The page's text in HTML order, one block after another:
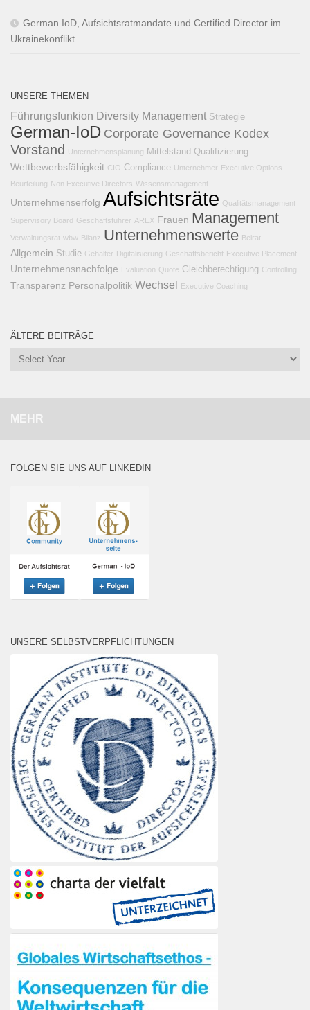
German IoD, Aufsichtsratmandate und Certified Director im
Ukrainekonflikt
UNSERE THEMEN
Führungsfunkion Diversity Management Strategie
German-IoD Corporate Governance Kodex
Vorstand Unternehmensplanung Mittelstand Qualifizierung
Wettbewerbsfähigkeit CIO Compliance Unternehmer Executive Options
Beurteilung Non Executive Directors Wissensmanagement
Unternehmenserfolg Aufsichtsräte Qualitätsmanagement
Supervisory Board Geschäftsführer AREX Frauen Management
Verwaltungsrat wbw Bilanz Unternehmenswerte Beirat
Allgemein Studie Gehälter Digitalisierung Geschäftsbericht Executive Placement
Unternehmensnachfolge Evaluation Quote Gleichberechtigung Controlling
Transparenz Personalpolitik Wechsel Executive Coaching
ÄLTERE BEITRÄGE
MEHR
FOLGEN SIE UNS AUF LINKEDIN
UNSERE SELBSTVERPFLICHTUNGEN